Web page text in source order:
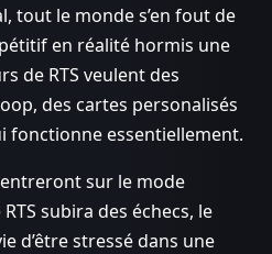
tout le monde s’en fout de
en réalité hormis une
de RTS veulent des
des cartes personalisés
fonctionne essentiellement.
sur le mode
subira des échecs, le
d’être stressé dans une